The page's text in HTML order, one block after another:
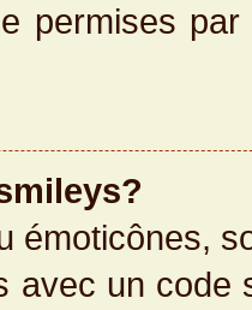
permises
émoticônes,
avec un code